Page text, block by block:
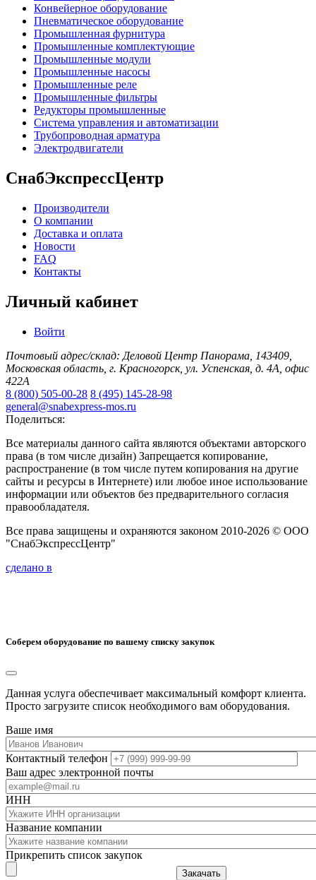
Конвейерное оборудование
Пневматическое оборудование
Промышленная фурнитура
Промышленные комплектующие
Промышленные модули
Промышленные насосы
Промышленные реле
Промышленные фильтры
Редукторы промышленные
Система управления и автоматизации
Трубопроводная арматура
Электродвигатели
СнабЭкспрессЦентр
Производители
О компании
Доставка и оплата
Новости
FAQ
Контакты
Личный кабинет
Войти
Почтовый адрес/склад: Деловой Центр Панорама, 143409,
Московская область, г. Красногорск, ул. Успенская, д. 4А, офис
422А
8 (800) 505-00-28 8 (495) 145-28-98
general@snabexpress-mos.ru
Поделиться:
Все материалы данного сайта являются объектами авторского
права (в том числе дизайн) Запрещается копирование,
распространение (в том числе путем копирования на другие
сайты и ресурсы в Интернете) или любое иное использование
информации или объектов без предварительного согласия
правообладателя.
Все права защищены и охраняются законом 2010-2026 © ООО
"СнабЭкспрессЦентр"
сделано в
Соберем оборудование по вашему списку закупок
Данная услуга обеспечивает максимальный комфорт клиента.
Просто загрузите список необходимого вам оборудования.
Ваше имя
Контактный телефон
Ваш адрес электронной почты
ИНН
Название компании
Прикрепить список закупок
Закачать